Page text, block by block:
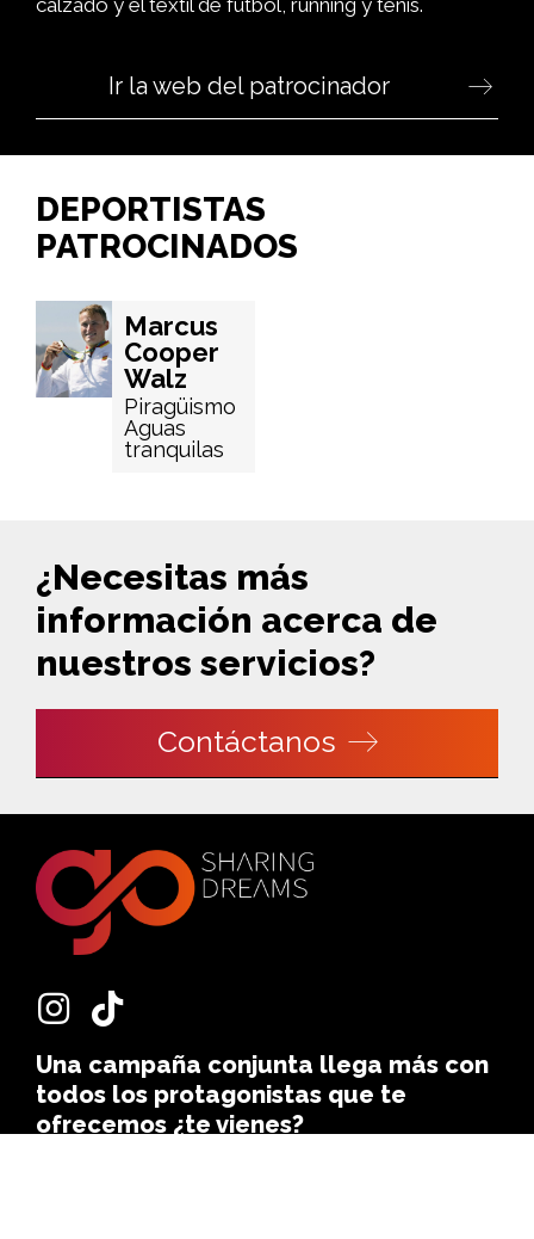
calzado y el textil de fútbol, running y tenis.
Ir la web del patrocinador
DEPORTISTAS
PATROCINADOS
Marcus
Cooper
Walz
Piragüismo
Aguas
tranquilas
¿Necesitas más
información acerca de
nuestros servicios?
Contáctanos
Una campaña conjunta llega más con
todos los protagonistas que te
ofrecemos ¿te vienes?